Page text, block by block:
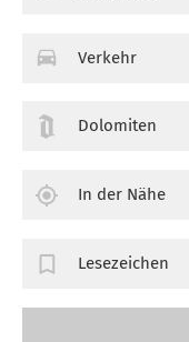
Verkehr
Dolomiten
In der Nähe
Lesezeichen